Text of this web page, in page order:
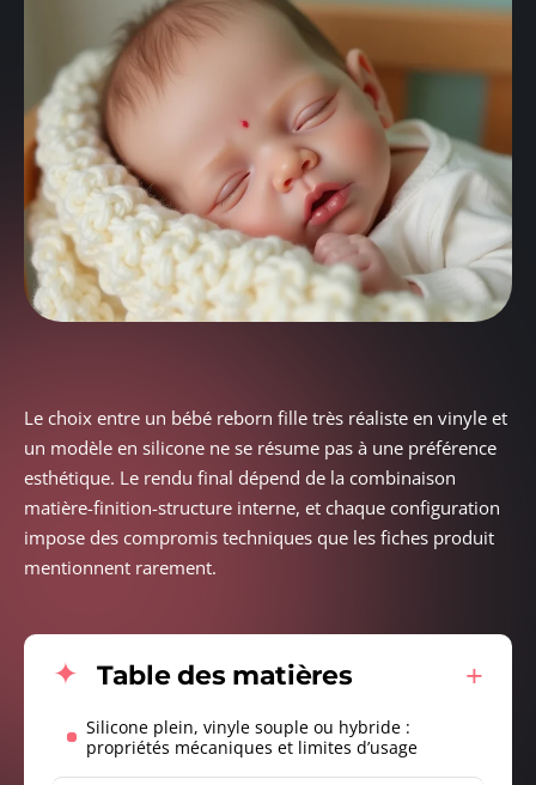
Le choix entre un bébé reborn fille très réaliste en vinyle et
un modèle en silicone ne se résume pas à une préférence
esthétique. Le rendu final dépend de la combinaison
matière-finition-structure interne, et chaque configuration
impose des compromis techniques que les fiches produit
mentionnent rarement.
Table des matières
Silicone plein, vinyle souple ou hybride :
propriétés mécaniques et limites d’usage